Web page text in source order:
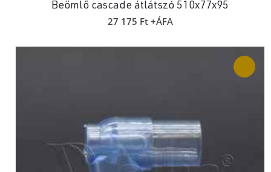
Beömlő cascade átlátszó 510x77x95
27 175 Ft+ÁFA